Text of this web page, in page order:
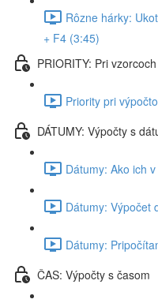
Rôzne hárky:
+ F4 (3:45)
PRIORITY: Pri vzorcoch
Priority pri
DÁTUMY: Výpočty s
Dátumy: Ako ich
Dátumy: Výpočet
Dátumy:
ČAS: Výpočty s časom